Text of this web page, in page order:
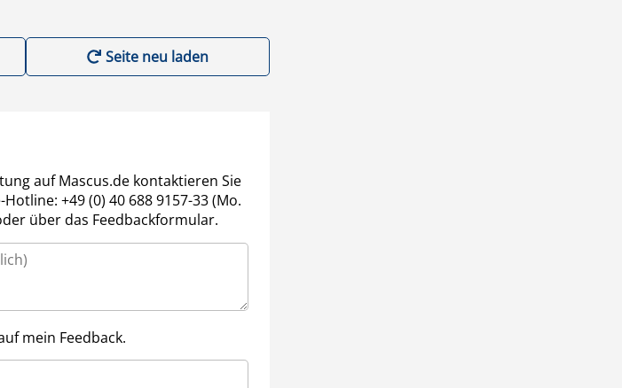
Seite neu laden
auf Mascus.de kontaktieren Sie
+49 (0) 40 688 9157-33 (Mo.
über das Feedbackformular.
mein Feedback.